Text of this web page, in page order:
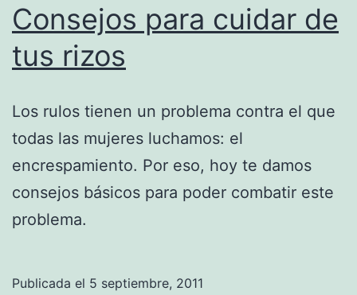
Consejos para cuidar de
tus rizos
Los rulos tienen un problema contra el que
todas las mujeres luchamos: el
encrespamiento. Por eso, hoy te damos
consejos básicos para poder combatir este
problema.
Publicada el 5 septiembre, 2011